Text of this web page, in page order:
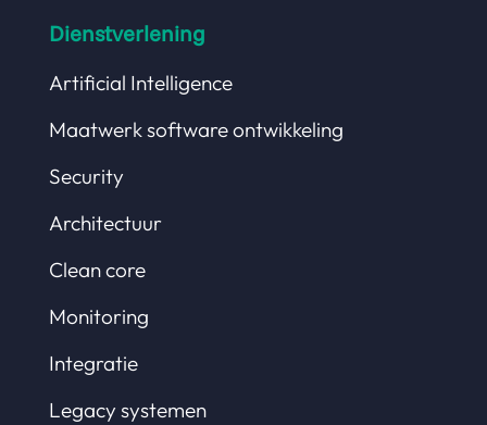
Dienstverlening
Artificial Intelligence
Maatwerk software ontwikkeling
Security
Architectuur
Clean core
Monitoring
Integratie
Legacy systemen